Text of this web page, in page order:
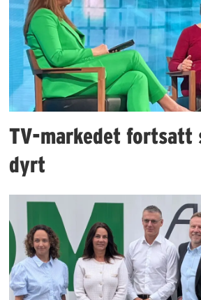
TV-markedet fortsatt
dyrt